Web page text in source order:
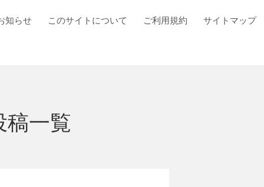
知らせ このサイトについて ご利用規約 サイトマップ
一覧